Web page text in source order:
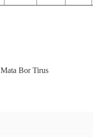
Mata Bor Tirus